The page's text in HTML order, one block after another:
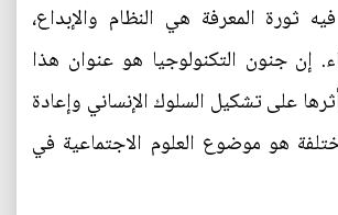
ثورة المعرفة هي النظام والإبداع،
إن جنون التكنولوجيا هو عنوان هذا
على تشكيل السلوك الإنساني وإعادة
هو موضوع العلوم الاجتماعية في